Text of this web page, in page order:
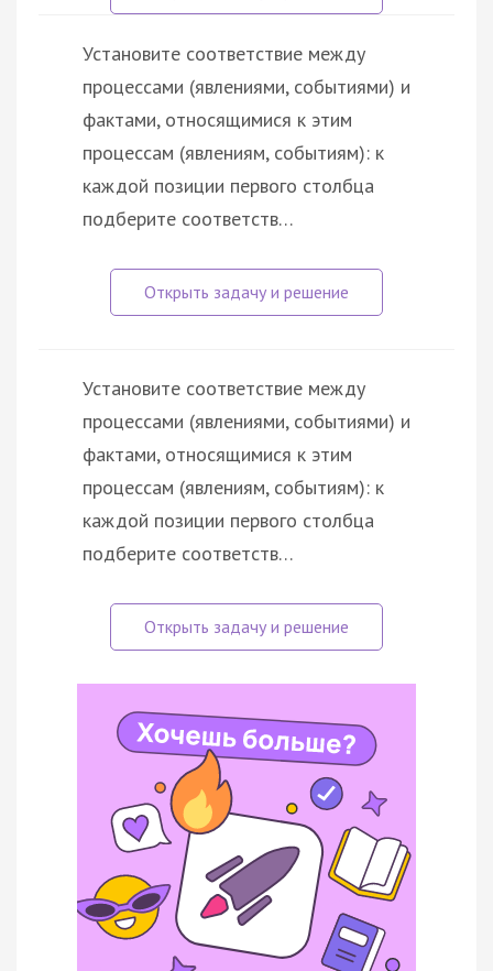
Установите соответствие между
процессами (явлениями, событиями) и
фактами, относящимися к этим
процессам (явлениям, событиям): к
каждой позиции первого столбца
подберите соответств…
Установите соответствие между
процессами (явлениями, событиями) и
фактами, относящимися к этим
процессам (явлениям, событиям): к
каждой позиции первого столбца
подберите соответств…